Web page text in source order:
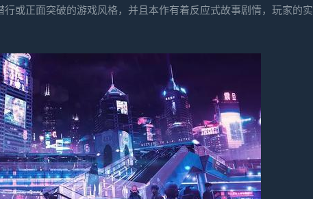
或正面突破的游戏风格，并且本作有着反应式故事剧情，玩家的实